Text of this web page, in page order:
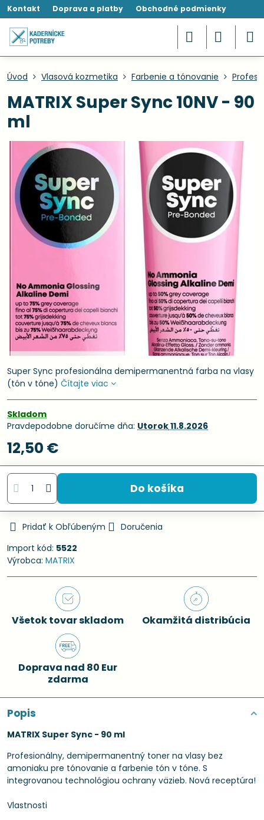
Kontakt Doprava a platby Obchodné podmienky
Úvod Vlasová kozmetika Farbenie a tónovanie
MATRIX Super Sync 10NV - 90
ml
Super Sync profesionálna demipermanentná farba na vlasy
(tón v tóne) Čítajte viac
Skladom
Pravdepodobne doručíme dňa: Utorok11.8.2026
12,50 €
Do košíka
Pridať k Obľúbeným
Doručenia
Import kód: 5522
Výrobca: MATRIX
Všetok tovar skladom Okamžitá distribúcia
Doprava nad 80 Eur
zdarma
Popis
MATRIX Super Sync - 90 ml
Profesionálny, demipermanentný toner na vlasy bez
amoniaku pre tónovanie a farbenie tón v tóne. S
integrovanou technológiou ochrany väzieb. Nová receptúra!
Vlastnosti